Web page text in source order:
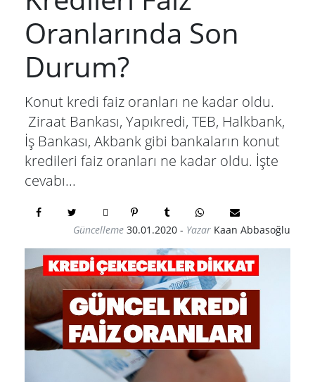
Oranlarında Son
Durum?
Konut kredi faiz oranları ne kadar oldu.
Ziraat Bankası, Yapıkredi, TEB, Halkbank,
İş Bankası, Akbank gibi bankaların konut
kredileri faiz oranları ne kadar oldu. İşte
cevabı...
Güncelleme 30.01.2020 - Yazar Kaan Abbasoğlu